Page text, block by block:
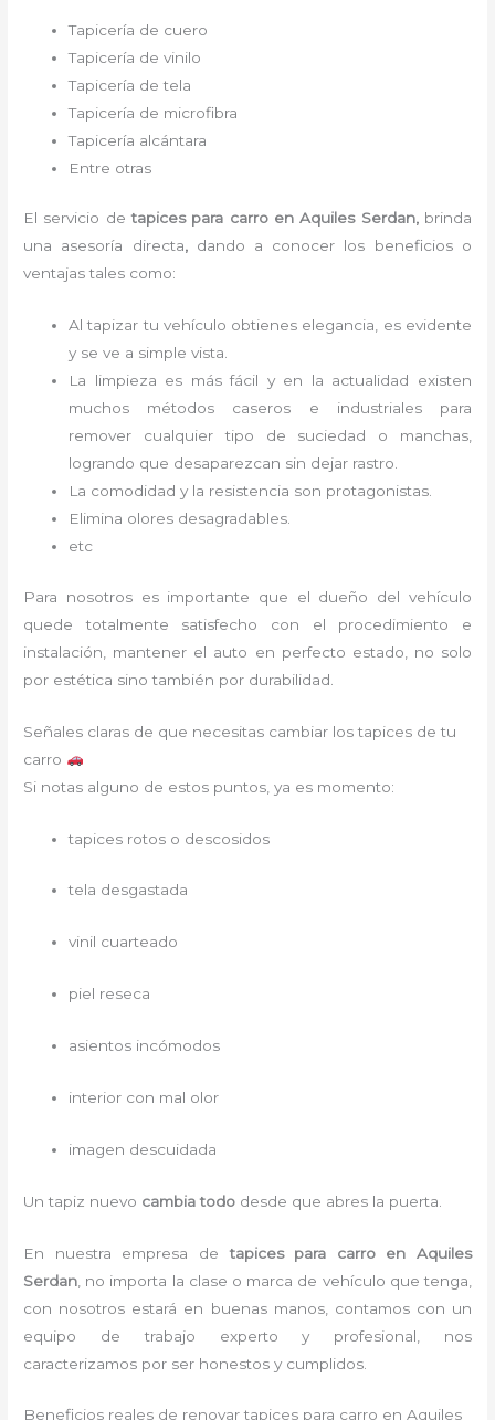
Tapicería de cuero
Tapicería de vinilo
Tapicería de tela
Tapicería de microfibra
Tapicería alcántara
Entre otras
El servicio detapices para carroen Aquiles Serdan, brinda
una asesoría directa, dando a conocer los beneficios o
ventajas tales como:
Al tapizar tu vehículo obtienes elegancia, es evidente
y se ve a simple vista.
La limpieza es más fácil y en la actualidad existen
muchos métodos caseros e industriales para
remover cualquier tipo de suciedad o manchas,
logrando que desaparezcan sin dejar rastro.
La comodidad y la resistencia son protagonistas.
Elimina olores desagradables.
etc
Para nosotros es importante que el dueño del vehículo
quede totalmente satisfecho con el procedimiento e
instalación, mantener el auto en perfecto estado, no solo
por estética sino también por durabilidad.
Señales claras de que necesitas cambiar los tapices de tu
carro
Si notas alguno de estos puntos, ya es momento:
tapices rotos o descosidos
tela desgastada
vinil cuarteado
piel reseca
asientos incómodos
interior con mal olor
imagen descuidada
Un tapiz nuevo cambia todo desde que abres la puerta.
En nuestra empresa detapices para carroen Aquiles
Serdan , no importa la clase o marca de vehículo que tenga,
con nosotros estará en buenas manos, contamos con un
equipo de trabajo experto y profesional, nos
caracterizamos por ser honestos y cumplidos.
Beneficios reales de renovar tapices para carro en Aquiles